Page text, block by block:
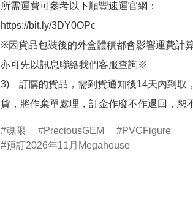
所需運費可參考以下順豐速運官網：
https://bit.ly/3DY0OPc
※因貨品包裝後的外盒體積都會影響運費計
亦可先以訊息聯絡我們客服查詢※
3)　訂購的貨品，需到貨通知後14天內到取
貨，將作棄單處理，訂金作廢不作退回，恕
魂限 PreciousGEM
PVCFigure
預訂2026年11月Megahouse